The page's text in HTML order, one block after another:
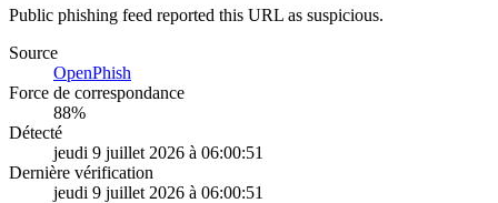
Public phishing feed reported this URL as suspicious.
Source
OpenPhish
Force de correspondance
88%
Détecté
jeudi 9 juillet 2026 à 06:00:51
Dernière vérification
jeudi 9 juillet 2026 à 06:00:51